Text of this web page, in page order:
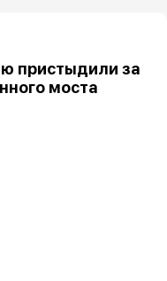
пристыдили за
моста